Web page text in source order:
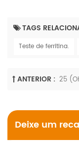
TAGS
Teste de ferritina.
ANTERIOR : 25
Deixe um